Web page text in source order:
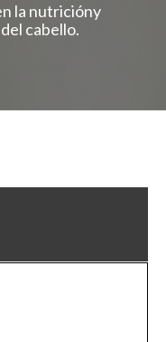
la nutricióny
cabello.